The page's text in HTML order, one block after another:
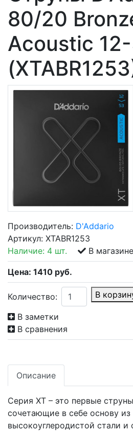
80/20
Acoustic
Производитель: D'Addario
Артикул: XTABR1253
Наличие: 4 шт. В магазине
Цена: 1410 руб.
Количество: В
В заметки
В сравнения
Описание
Серия XT – это первые
сочетающие в себе основу
высокоуглеродистой стали и